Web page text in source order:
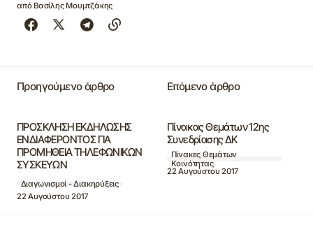
από Βασίλης Μουμτζάκης
Προηγούμενο άρθρο
ΠΡΟΣΚΛΗΣΗ ΕΚΔΗΛΩΣΗΣ
ΕΝΔΙΑΦΕΡΟΝΤΟΣ ΓΙΑ
ΠΡΟΜΗΘΕΙΑ ΤΗΛΕΦΩΝΙΚΩΝ
ΣΥΣΚΕΥΩΝ
Διαγωνισμοί - Διακηρύξεις
22 Αυγούστου 2017
Επόμενο άρθρο
Πίνακας Θεμάτων 12ης
Συνεδρίασης ΔΚ
Πίνακες Θεμάτων
Κοινότητας
22 Αυγούστου 2017